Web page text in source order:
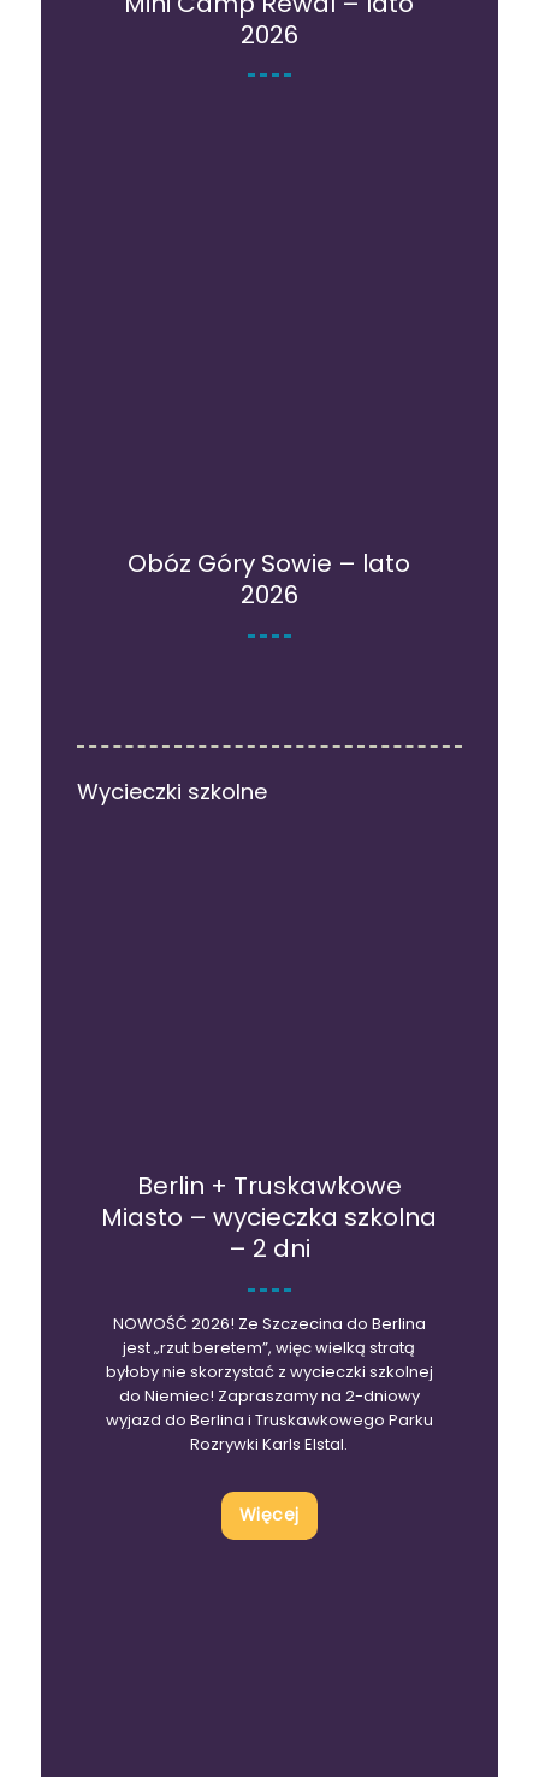
2026
Obóz Góry Sowie – lato
2026
Wycieczki szkolne
Berlin + Truskawkowe
Miasto – wycieczka szkolna
– 2 dni
NOWOŚĆ 2026! Ze Szczecina do Berlina
jest „rzut beretem”, więc wielką stratą
byłoby nie skorzystać z wycieczki szkolnej
do Niemiec! Zapraszamy na 2-dniowy
wyjazd do Berlina i Truskawkowego Parku
Rozrywki Karls Elstal.
Więcej